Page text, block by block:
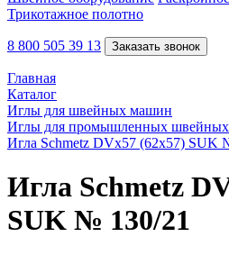
Трикотажное полотно
8 800 505 39 13 Заказать звонок
Главная
Каталог
Иглы для швейных машин
Иглы для промышленных
Игла Schmetz DVx57 (62x57) SUK
Игла Schmetz
SUK № 130/21